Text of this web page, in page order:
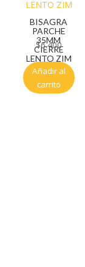
BISAGRA
PARCHE
35MM
CIERRE
LENTO ZIM
$6.400
Añadir al
carrito